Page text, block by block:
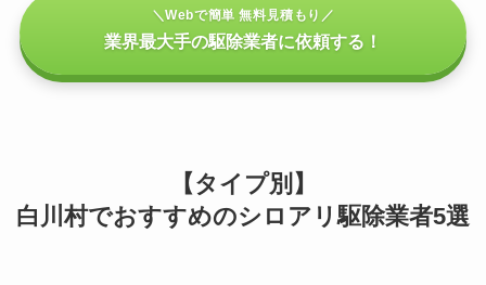
＼Webで簡単 無料見積もり／
業界最大手の駆除業者に依頼する！
【タイプ別】
白川村でおすすめのシロアリ駆除業者5選